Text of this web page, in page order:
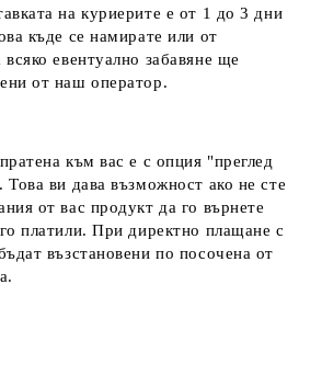
на куриерите е от 1 до 3 дни
къде се намирате или от
евентуално забавяне ще
от наш оператор.
към вас е с опция "преглед
ви дава възможност ако не сте
от вас продукт да го върнете
платили. При директно плащане с
възстановени по посочена от